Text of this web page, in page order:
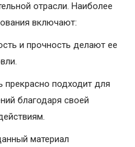
отрасли. Наиболее
включают:
и прочность делают ее
прекрасно подходит для
благодаря своей
материал